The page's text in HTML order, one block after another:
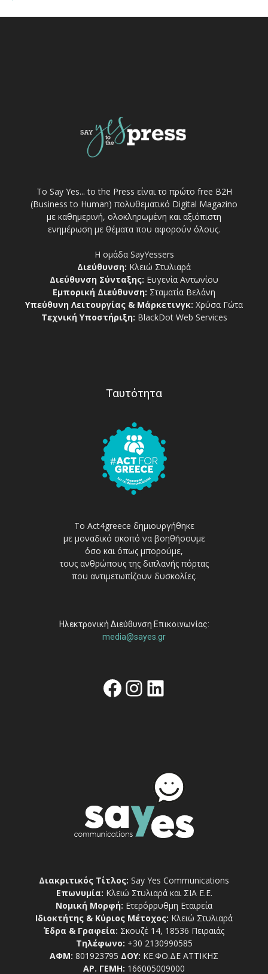
Το Say Yes... to the Press είναι το πρώτο free Β2Η
(Business to Human) πολυθεματικό Digital Magazino
με καθημερινή, ολοκληρωμένη και αξιόπιστη
ενημέρωση με θέματα που αφορούν όλους.
Η ομάδα SayYessers
Διεύθυνση: Κλειώ Στυλιαρά
Διεύθυνση Σύνταξης: Ευγενία Αντωνίου
Εμπορική Διεύθυνση: Σταματία Βελάνη
Υπεύθυνη Λειτουργίας & Μάρκετινγκ: Χρύσα Γώτα
Τεχνική Υποστήριξη: BlackDot Web Services
Ταυτότητα
Το Act4greece δημιουργήθηκε
με μοναδικό σκοπό να βοηθήσουμε
όσο και όπως μπορούμε,
τους ανθρώπους της διπλανής πόρτας
που αντιμετωπίζουν δυσκολίες.
Ηλεκτρονική Διεύθυνση Επικοινωνίας:
media@sayes.gr
Facebook
Instagram
Linkedin
Διακριτικός Τίτλος: Say Yes Communications
Επωνυμία: Κλειώ Στυλιαρά και ΣΙΑ Ε.Ε.
Νομική Μορφή: Ετερόρρυθμη Εταιρεία
Ιδιοκτήτης & Κύριος Μέτοχος: Κλειώ Στυλιαρά
Έδρα & Γραφεία: Σκουζέ 14, 18536 Πειραιάς
Τηλέφωνο: +30 2130990585
ΑΦΜ: 801923795 ΔΟΥ: ΚΕ.ΦΟ.ΔΕ ΑΤΤΙΚΗΣ
ΑΡ. ΓΕΜΗ: 166005009000